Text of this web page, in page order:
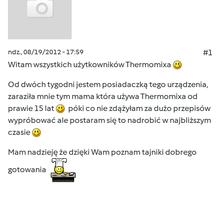
ndz., 08/19/2012 - 17:59
#1
Witam wszystkich użytkowników Thermomixa
Od dwóch tygodni jestem posiadaczką tego urządzenia,
zaraziła mnie tym mama która używa Thermomixa od
prawie 15 lat
póki co nie zdążyłam za dużo przepisów
wypróbować ale postaram się to nadrobić w najbliższym
czasie
Mam nadzieję że dzięki Wam poznam tajniki dobrego
gotowania